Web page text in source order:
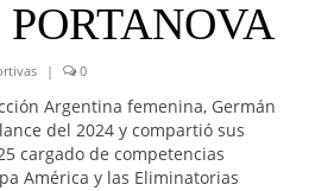
| 0
Argentina femenina, Germán
del 2024 y compartió sus
cargado de competencias
América y las Eliminatorias